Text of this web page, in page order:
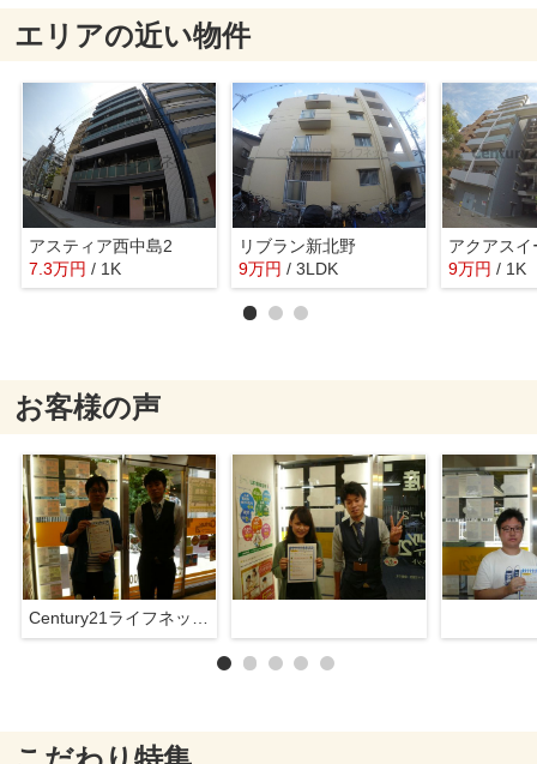
エリアの近い物件
アスティア西中島2
7.3万円 / 1K
リブラン新北野
9万円 / 3LDK
アクアス
9万円 / 1K
お客様の声